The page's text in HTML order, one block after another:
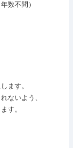
数不問）
ます。
ないよう、
す。